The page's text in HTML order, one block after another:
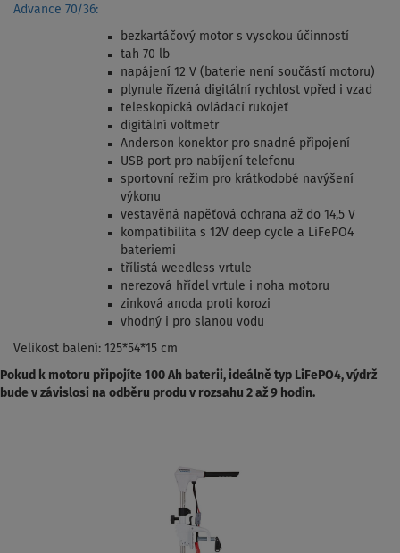
Advance 70/36:
bezkartáčový motor s vysokou účinností
tah 70 lb
napájení 12 V (baterie není součástí motoru)
plynule řízená digitální rychlost vpřed i vzad
teleskopická ovládací rukojeť
digitální voltmetr
Anderson konektor pro snadné připojení
USB port pro nabíjení telefonu
sportovní režim pro krátkodobé navýšení
výkonu
vestavěná napěťová ochrana až do 14,5 V
kompatibilita s 12V deep cycle a LiFePO4
bateriemi
třílistá weedless vrtule
nerezová hřídel vrtule i noha motoru
zinková anoda proti korozi
vhodný i pro slanou vodu
Velikost balení: 125*54*15 cm
Pokud k motoru připojíte 100 Ah baterii, ideálně typ LiFePO4, výdrž
bude v závislosi na odběru produ v rozsahu 2 až 9 hodin.